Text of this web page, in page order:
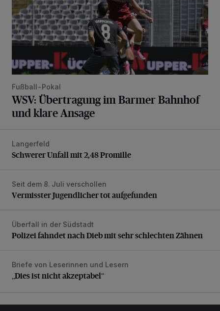
Fußball-Pokal
WSV: Übertragung im Barmer Bahnhof
und klare Ansage
Schwerer Unfall mit 2,48 Promille
Langerfeld
Schwerer Unfall mit 2,48 Promille
Vermisster Jugendlicher tot aufgefunden
Seit dem 8. Juli verschollen
Vermisster Jugendlicher tot aufgefunden
Polizei fahndet nach Dieb mit sehr schlechten Zähnen
Überfall in der Südstadt
Polizei fahndet nach Dieb mit sehr schlechten Zähnen
„Dies ist nicht akzeptabel“
Briefe von Leserinnen und Lesern
„Dies ist nicht akzeptabel“